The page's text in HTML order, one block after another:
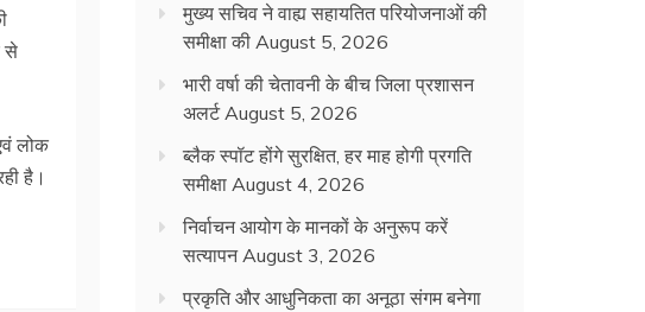
से
लोक
है।
मुख्य सचिव ने वाह्य सहायतित परियोजनाओं की
समीक्षा की August 5, 2026
भारी वर्षा की चेतावनी के बीच जिला प्रशासन
अलर्ट August 5, 2026
ब्लैक स्पॉट होंगे सुरक्षित, हर माह होगी प्रगति
समीक्षा August 4, 2026
निर्वाचन आयोग के मानकों के अनुरूप करें
सत्यापन August 3, 2026
प्रकृति और आधुनिकता का अनूठा संगम बनेगा